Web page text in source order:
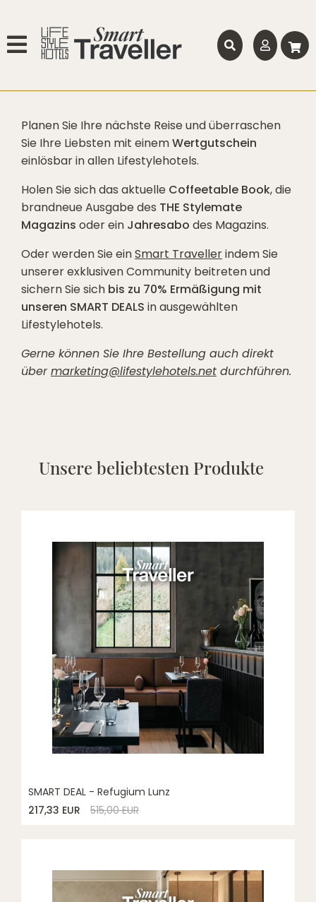
Planen Sie Ihre nächste Reise und überraschen
Sie Ihre Liebsten mit einemWertgutschein
einlösbar in allen Lifestylehotels.
Holen Sie sich das aktuelle Coffeetable Book, die
brandneue Ausgabe des THE Stylemate
Magazins oder ein Jahresabo des Magazins.
Oder werden Sie einSmart Travellerindem Sie
unserer exklusiven Community beitreten und
sichern Sie sich bis zu 70% Ermäßigung mit
unseren SMART DEALS in ausgewählten
Lifestylehotels.
Gerne können Sie Ihre Bestellung auch direkt
übermarketing@lifestylehotels.net durchführen.
Unsere beliebtesten Produkte
SMART DEAL - Refugium Lunz
217,33 EUR
515,00 EUR